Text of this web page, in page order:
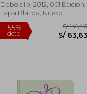
Debolsillo, 2012, 001 Edición,
Tapa Blanda, Nuevo
dcto.